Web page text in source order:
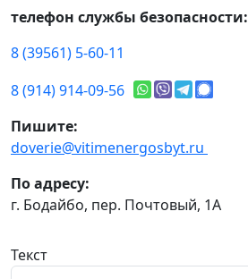
телефон службы безопасности:
8 (39561) 5-60-11
8 (914) 914-09-56
Пишите:
doverie@vitimenergosbyt.ru
По адресу:
г. Бодайбо, пер. Почтовый, 1А
Текст